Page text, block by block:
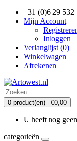
+31 (0)6 29 532
Mijn Account
Inloggen
Verlanglijst (0)
Winkelwagen
Afrekenen
0 product(en) - €0,00
U heeft nog
categorieën